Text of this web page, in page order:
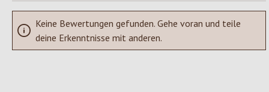
Keine Bewertungen gefunden. Gehe voran und teile
deine Erkenntnisse mit anderen.